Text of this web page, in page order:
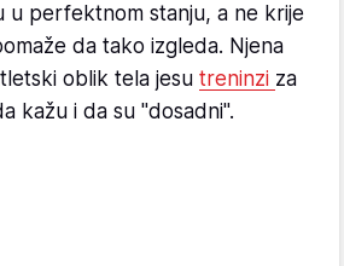
u perfektnom stanju, a ne krije
da tako izgleda. Njena
oblik tela jesu treninzi za
kažu i da su "dosadni".